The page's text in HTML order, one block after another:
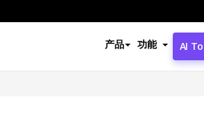
产品 功能 AI